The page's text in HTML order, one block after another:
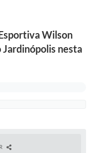
Wilson
nesta